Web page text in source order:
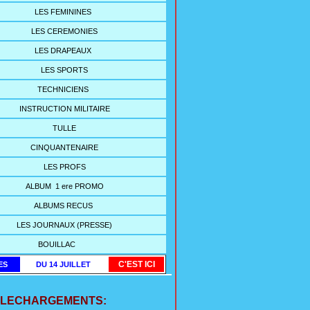
LES FEMININES
LES CEREMONIES
LES DRAPEAUX
LES SPORTS
TECHNICIENS
INSTRUCTION MILITAIRE
TULLE
CINQUANTENAIRE
LES PROFS
ALBUM 1 ere PROMO
ALBUMS RECUS
LES JOURNAUX (PRESSE)
BOUILLAC
DU 14 JUILLET C'EST ICI